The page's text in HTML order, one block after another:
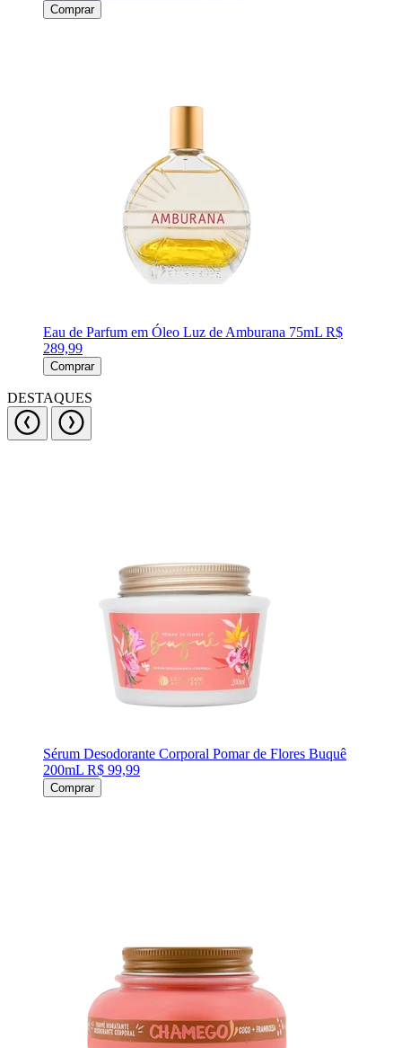
Comprar
Eau de Parfum em Óleo Luz de Amburana 75mL R$
289,99
Comprar
DESTAQUES
Sérum Desodorante Corporal Pomar de Flores Buquê
200mL R$ 99,99
Comprar